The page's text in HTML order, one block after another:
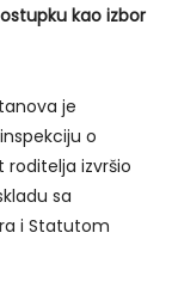
kao izbor
je
o
roditelja izvršio
sa
i Statutom